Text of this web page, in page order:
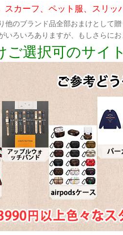
カーフ、ペット服、スリ
他のブランド品全部おまけとして
いろいろありますが、もしさらに
選択可のサイ